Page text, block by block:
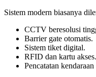
Sistem modern biasanya
CCTV beresolusi
Barrier gate otomatis.
Sistem tiket digital.
RFID dan kartu akses.
Pencatatan